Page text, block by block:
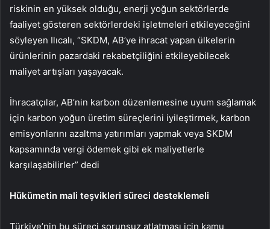
riskinin en yüksek olduğu, enerji yoğun sektörlerde
faaliyet gösteren sektörlerdeki işletmeleri etkileyeceğini
söyleyen Ilıcalı, “SKDM, AB’ye ihracat yapan ülkelerin
ürünlerinin pazardaki rekabetçiliğini etkileyebilecek
maliyet artışları yaşayacak.
İhracatçılar, AB’nin karbon düzenlemesine uyum sağlamak
için karbon yoğun üretim süreçlerini iyileştirmek, karbon
emisyonlarını azaltma yatırımları yapmak veya SKDM
kapsamında vergi ödemek gibi ek maliyetlerle
karşılaşabilirler” dedi
Hükümetin mali teşvikleri süreci desteklemeli
Türkiye’nin bu süreci sorunsuz atlatması için kamu